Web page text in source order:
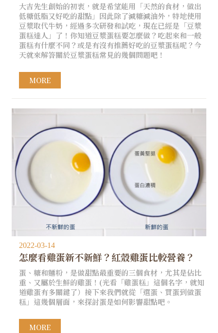
大吉先生創始的初衷，就是希望能用「天然的食材，做出
低糖低脂又好吃的甜點」因此除了減糖減油外，特地使用
豆漿取代牛奶，經過多次研發和試吃，現在已經是「豆漿
蛋糕達人」了！你知道豆漿蛋糕要怎麼做？吃起來和一般
蛋糕有什麼不同？或是有沒有推薦好吃的豆漿蛋糕呢？今
天就來解答關於豆漿蛋糕常見的幾個問題吧！
MORE
2022-03-14
怎麼看雞蛋新不新鮮？紅殼雞蛋比較營養？
蛋、糖和麵粉，是做甜點最重要的三個食材，尤其是佔比
重、又屬於生鮮的雞蛋！(光看「雞蛋糕」這個名字，就知
道雞蛋有多關鍵了）接下來我們就從「選蛋、買蛋到做蛋
糕」這幾個層面，來探討蛋是如何影響甜點吧。
MORE